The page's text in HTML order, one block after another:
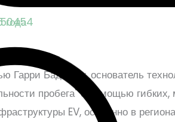
года
Гарри Баджадж, основатель
пробега" с помощью
EV, особенно в